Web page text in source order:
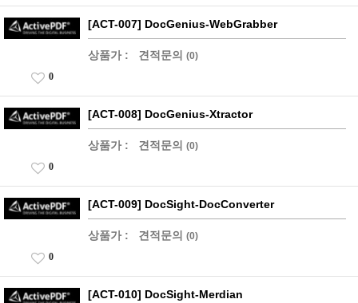
[ACT-007] DocGenius-WebGrabber
상품가 : 견적문의 (0)
0
[ACT-008] DocGenius-Xtractor
상품가 : 견적문의 (0)
0
[ACT-009] DocSight-DocConverter
상품가 : 견적문의 (0)
0
[ACT-010] DocSight-Merdian